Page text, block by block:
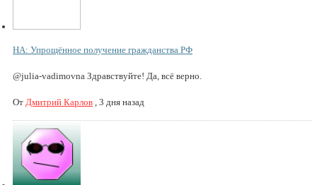
НА: Упрощённое получение гражданства РФ
@julia-vadimovna Здравствуйте! Да, всё верно.
От Дмитрий Карлов 3 дня назад